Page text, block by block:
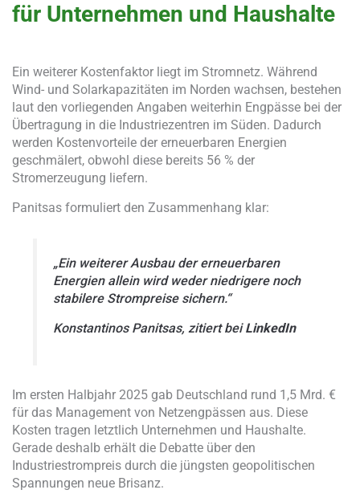
für Unternehmen und Haushalte
Ein weiterer Kostenfaktor liegt im Stromnetz. Während
Wind- und Solarkapazitäten im Norden wachsen, bestehen
laut den vorliegenden Angaben weiterhin Engpässe bei der
Übertragung in die Industriezentren im Süden. Dadurch
werden Kostenvorteile der erneuerbaren Energien
geschmälert, obwohl diese bereits 56 % der
Stromerzeugung liefern.
Panitsas formuliert den Zusammenhang klar:
„Ein weiterer Ausbau der erneuerbaren
Energien allein wird weder niedrigere noch
stabilere Strompreise sichern.“
Konstantinos Panitsas, zitiert beiLinkedIn
Im ersten Halbjahr 2025 gab Deutschland rund 1,5 Mrd. €
für das Management von Netzengpässen aus. Diese
Kosten tragen letztlich Unternehmen und Haushalte.
Gerade deshalb erhält die Debatte über den
Industriestrompreis durch die jüngsten geopolitischen
Spannungen neue Brisanz.